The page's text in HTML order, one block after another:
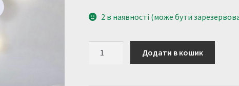
2 в наявності (може бути
світлодіодне
Додати в кошик